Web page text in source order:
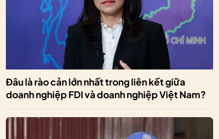
Đâu là rào cản lớn nhất trong liên kết giữa
doanh nghiệp FDI và doanh nghiệp Việt Nam?